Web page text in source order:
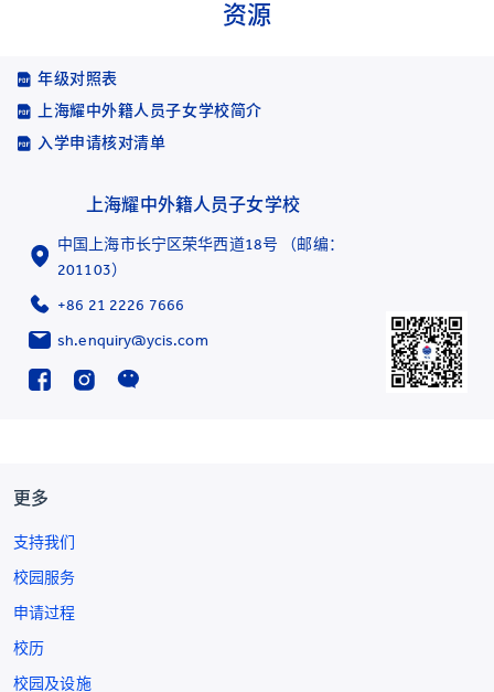
资源
年级对照表
上海耀中外籍人员子女学校简介
入学申请核对清单
上海耀中外籍人员子女学校
中国上海市长宁区荣华西道18号 （邮编：
201103）
+86 21 2226 7666
sh.enquiry@ycis.com
更多
支持我们
校园服务
申请过程
校历
校园及设施